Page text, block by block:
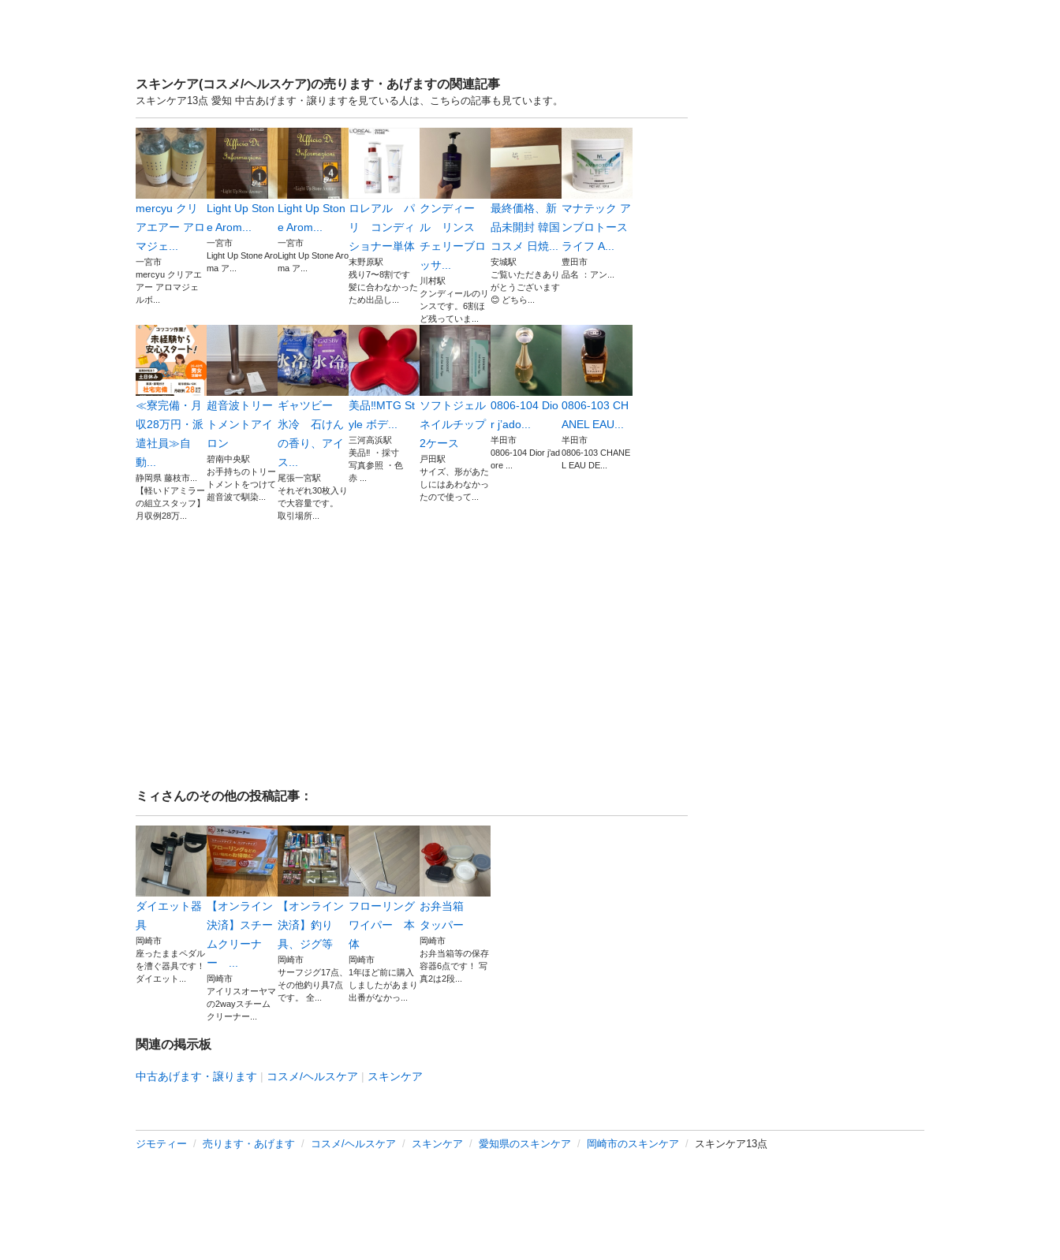
スキンケア(コスメ/ヘルスケア)の売ります・あげますの関連記事
スキンケア13点 愛知 中古あげます・譲りますを見ている人は、こちらの記事も見ています。
mercyu クリ
アエアー アロ
マジェ...
一宮市
mercyu クリアエ
アー アロマジェ
ルボ...
Light Up Ston
e Arom...
一宮市
Light Up Stone Aro
ma ア...
Light Up Ston
e Arom...
一宮市
Light Up Stone Aro
ma ア...
ロレアル パ
リ コンディ
ショナー単体
末野原駅
残り7〜8割です
髪に合わなかった
ため出品し...
クンディー
ル リンス
チェリーブロ
ッサ...
川村駅
クンディールのリ
ンスです。6割ほ
ど残っていま...
最終価格、新
品未開封 韓国
コスメ 日焼...
安城駅
ご覧いただきあり
がとうございます
😊 どちら...
マナテック ア
ンブロトース
ライフ A...
豊田市
品名 ：アン...
≪寮完備・月
収28万円・派
遣社員≫自
動...
静岡県 藤枝市...
【軽いドアミラー
の組立スタッフ】
月収例28万...
超音波トリー
トメントアイ
ロン
碧南中央駅
お手持ちのトリー
トメントをつけて
超音波で馴染...
ギャツビー
氷冷 石けん
の香り、アイ
ス...
尾張一宮駅
それぞれ30枚入り
で大容量です。
取引場所...
美品‼️MTG St
yle ボデ...
三河高浜駅
美品‼️ ・採寸
写真参照 ・色
赤 ...
ソフトジェル
ネイルチップ
2ケース
戸田駅
サイズ、形があた
しにはあわなかっ
たので使って...
0806-104 Dio
r j’ado...
半田市
0806-104 Dior j’ad
ore ...
0806-103 CH
ANEL EAU...
半田市
0806-103 CHANE
L EAU DE...
ミィ さんのその他の投稿記事：
ダイエット器
具
岡崎市
座ったままペダル
を漕ぐ器具です！
ダイエット...
【オンライン
決済】スチー
ムクリーナ
ー ...
岡崎市
アイリスオーヤマ
の2wayスチーム
クリーナー...
【オンライン
決済】釣り
具、ジグ等
岡崎市
サーフジグ17点、
その他釣り具7点
です。 全...
フローリング
ワイパー 本
体
岡崎市
1年ほど前に購入
しましたがあまり
出番がなかっ...
お弁当箱
タッパー
岡崎市
お弁当箱等の保存
容器6点です！ 写
真2は2段...
関連の掲示板
中古あげます・譲ります コスメ/ヘルスケア スキンケア
ジモティー 売ります・あげます コスメ/ヘルスケア スキンケア 愛知県のスキンケア 岡崎市のスキンケア スキンケア13点